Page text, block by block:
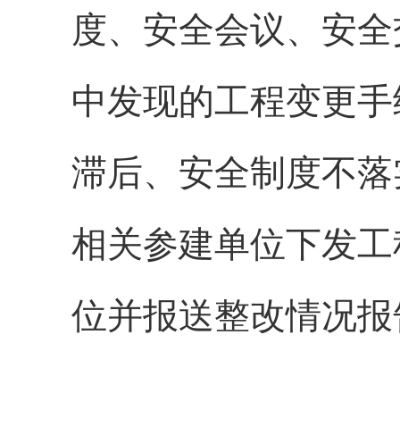
度、安全会议、安
中发现的工程变更
滞后、安全制度不
相关参建单位下发
位并报送整改情况